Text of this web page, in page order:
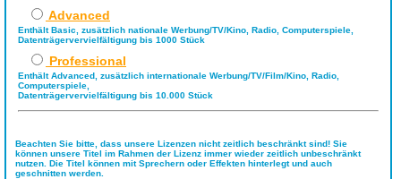
Advanced
Enthält Basic, zusätzlich nationale Werbung/TV/Kino, Radio, Computerspiele,
Datenträgervervielfältigung bis 1000 Stück
Professional
Enthält Advanced, zusätzlich internationale Werbung/TV/Film/Kino, Radio,
Computerspiele,
Datenträgervervielfältigung bis 10.000 Stück
Beachten Sie bitte, dass unsere Lizenzen nicht zeitlich beschränkt sind! Sie
können unsere Titel im Rahmen der Lizenz immer wieder zeitlich unbeschränkt
nutzen. Die Titel können mit Sprechern oder Effekten hinterlegt und auch
geschnitten werden.